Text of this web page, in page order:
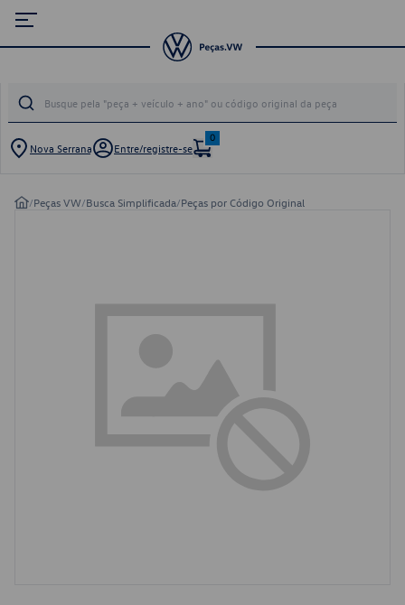
Nova Serrana Entre/registre-se
0
/Peças VW/Busca Simplificada/Peças por Código Original